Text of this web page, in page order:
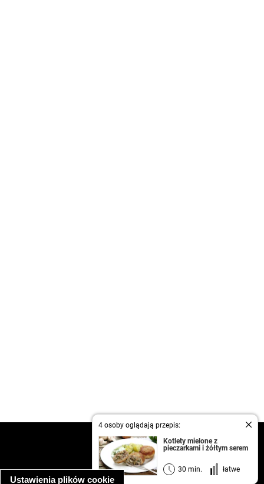
Ustawienia plików cookie
4 osoby oglądają przepis:
Kotlety mielone z
pieczarkami i żółtym serem
30 min. łatwe
kontakt
regulamin
informacja o prywatności